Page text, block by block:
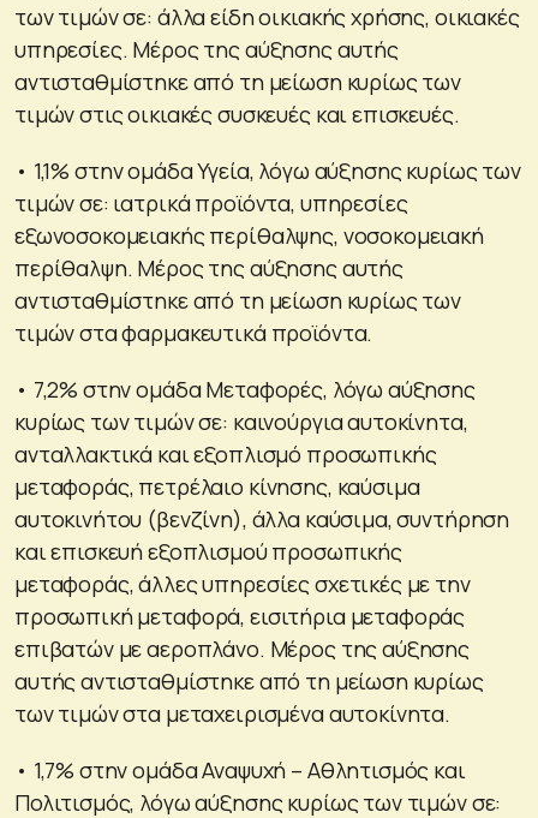
των τιμών σε: άλλα είδη οικιακής χρήσης, οικιακές
υπηρεσίες. Μέρος της αύξησης αυτής
αντισταθμίστηκε από τη μείωση κυρίως των
τιμών στις οικιακές συσκευές και επισκευές.
• 1,1% στην ομάδα Υγεία, λόγω αύξησης κυρίως των
τιμών σε: ιατρικά προϊόντα, υπηρεσίες
εξωνοσοκομειακής περίθαλψης, νοσοκομειακή
περίθαλψη. Μέρος της αύξησης αυτής
αντισταθμίστηκε από τη μείωση κυρίως των
τιμών στα φαρμακευτικά προϊόντα.
• 7,2% στην ομάδα Μεταφορές, λόγω αύξησης
κυρίως των τιμών σε: καινούργια αυτοκίνητα,
ανταλλακτικά και εξοπλισμό προσωπικής
μεταφοράς, πετρέλαιο κίνησης, καύσιμα
αυτοκινήτου (βενζίνη), άλλα καύσιμα, συντήρηση
και επισκευή εξοπλισμού προσωπικής
μεταφοράς, άλλες υπηρεσίες σχετικές με την
προσωπική μεταφορά, εισιτήρια μεταφοράς
επιβατών με αεροπλάνο. Μέρος της αύξησης
αυτής αντισταθμίστηκε από τη μείωση κυρίως
των τιμών στα μεταχειρισμένα αυτοκίνητα.
• 1,7% στην ομάδα Αναψυχή – Αθλητισμός και
Πολιτισμός, λόγω αύξησης κυρίως των τιμών σε: